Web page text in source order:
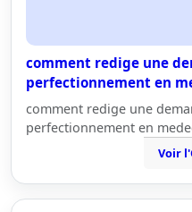
comment redige une
perfectionnement en
comment redige une
perfectionnement en
Voir